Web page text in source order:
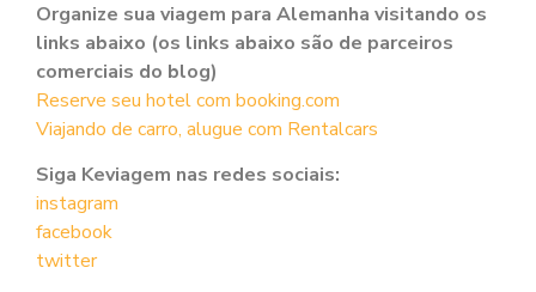
Organize sua viagem para Alemanha visitando os
links abaixo (os links abaixo são de parceiros
comerciais do blog)
Reserve seu hotel com booking.com
Viajando de carro, alugue com Rentalcars
Siga Keviagem nas redes sociais:
instagram
facebook
twitter